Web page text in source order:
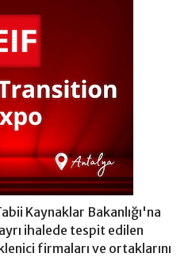
Kaynaklar Bakanlığı'na
ihalede tespit edilen
firmaları ve ortaklarını